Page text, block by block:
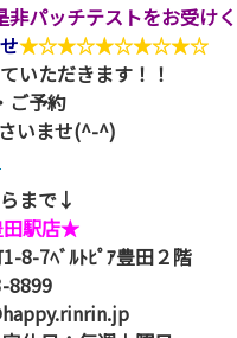
非パッチテストをお受け
★☆★☆★☆★☆★☆
いただきます！！
ご予約
いませ(^-^)
まで↓
駅店★
8-7ﾍﾞﾙﾄﾋﾟｱ豊田２階
8899